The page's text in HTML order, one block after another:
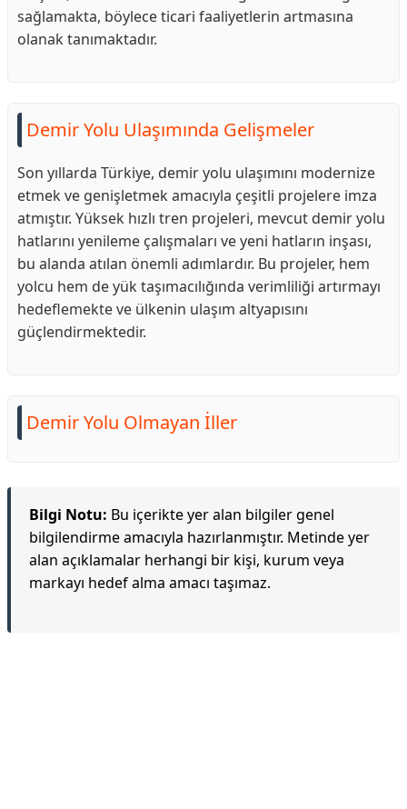
sağlamakta, böylece ticari faaliyetlerin artmasına
olanak tanımaktadır.
Demir Yolu Ulaşımında Gelişmeler
Son yıllarda Türkiye, demir yolu ulaşımını modernize
etmek ve genişletmek amacıyla çeşitli projelere imza
atmıştır. Yüksek hızlı tren projeleri, mevcut demir yolu
hatlarını yenileme çalışmaları ve yeni hatların inşası,
bu alanda atılan önemli adımlardır. Bu projeler, hem
yolcu hem de yük taşımacılığında verimliliği artırmayı
hedeflemekte ve ülkenin ulaşım altyapısını
güçlendirmektedir.
Demir Yolu Olmayan İller
Bilgi Notu: Bu içerikte yer alan bilgiler genel
bilgilendirme amacıyla hazırlanmıştır. Metinde yer
alan açıklamalar herhangi bir kişi, kurum veya
markayı hedef alma amacı taşımaz.